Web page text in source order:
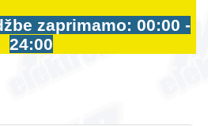
zaprimamo: 00:00 -
24:00